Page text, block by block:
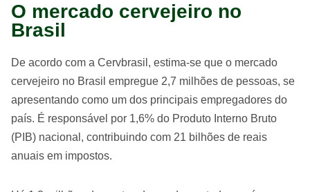
O mercado cervejeiro no
Brasil
De acordo com a Cervbrasil, estima-se que o mercado
cervejeiro no Brasil empregue 2,7 milhões de pessoas, se
apresentando como um dos principais empregadores do
país. É responsável por 1,6% do Produto Interno Bruto
(PIB) nacional, contribuindo com 21 bilhões de reais
anuais em impostos.